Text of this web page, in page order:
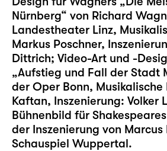
Nürnberg“ von Richard
Landestheater Linz,
Markus Poschner,
Dittrich; Video-Art und -
„Aufstieg und Fall der Stadt
der Oper Bonn,
Kaftan, Inszenierung: Volker
Bühnenbild für
der Inszenierung von Marcus
Schauspiel Wuppertal.